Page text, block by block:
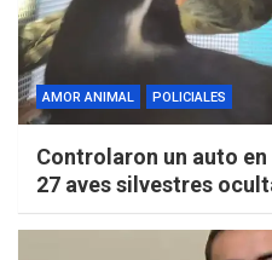
AMOR ANIMAL POLICIALES
Controlaron un auto
27 aves silvestres